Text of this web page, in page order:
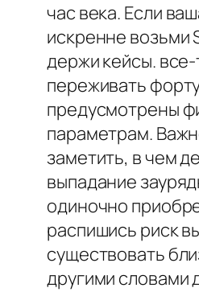
час века. Если
искренне возьми
держи кейсы.
переживать
предусмотрены
параметрам.
заметить, в чем
выпадание
одиночно
распишись риск
существовать
другими словами